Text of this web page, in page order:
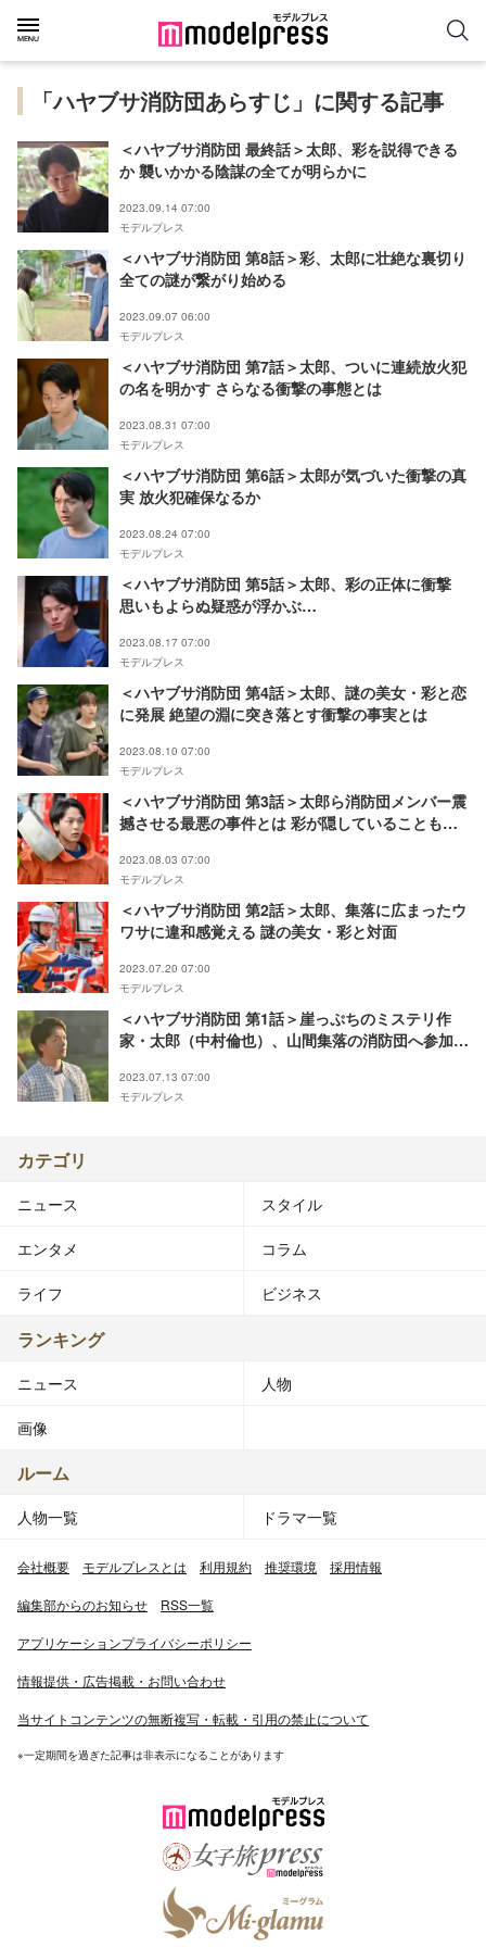
「ハヤブサ消防団あらすじ」に関する記事
＜ハヤブサ消防団 最終話＞太郎、彩を説得できる
か 襲いかかる陰謀の全てが明らかに
2023.09.14 07:00
モデルプレス
＜ハヤブサ消防団 第8話＞彩、太郎に壮絶な裏切り
全ての謎が繋がり始める
2023.09.07 06:00
モデルプレス
＜ハヤブサ消防団 第7話＞太郎、ついに連続放火犯
の名を明かす さらなる衝撃の事態とは
2023.08.31 07:00
モデルプレス
＜ハヤブサ消防団 第6話＞太郎が気づいた衝撃の真
実 放火犯確保なるか
2023.08.24 07:00
モデルプレス
＜ハヤブサ消防団 第5話＞太郎、彩の正体に衝撃
思いもよらぬ疑惑が浮かぶ…
2023.08.17 07:00
モデルプレス
＜ハヤブサ消防団 第4話＞太郎、謎の美女・彩と恋
に発展 絶望の淵に突き落とす衝撃の事実とは
2023.08.10 07:00
モデルプレス
＜ハヤブサ消防団 第3話＞太郎ら消防団メンバー震
撼させる最悪の事件とは 彩が隠していることも明
2023.08.03 07:00
モデルプレス
＜ハヤブサ消防団 第2話＞太郎、集落に広まったウ
ワサに違和感覚える 謎の美女・彩と対面
2023.07.20 07:00
モデルプレス
＜ハヤブサ消防団 第1話＞崖っぷちのミステリ作
家・太郎（中村倫也）、山間集落の消防団へ参加
2023.07.13 07:00
モデルプレス
カテゴリ
ニュース スタイル
エンタメ コラム
ライフ ビジネス
ランキング
ニュース 人物
画像
ルーム
人物一覧 ドラマ一覧
会社概要 モデルプレスとは 利用規約 推奨環境 採用情報
編集部からのお知らせ RSS一覧
アプリケーションプライバシーポリシー
情報提供・広告掲載・お問い合わせ
当サイトコンテンツの無断複写・転載・引用の禁止について
※一定期間を過ぎた記事は非表示になることがあります